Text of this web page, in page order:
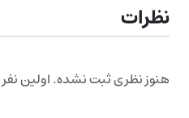
نظرات
هنوز نظری ثبت نشده. اولین